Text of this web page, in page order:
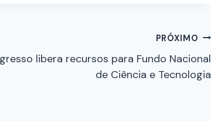
PRÓXIMO
libera recursos para Fundo Nacional
de Ciência e Tecnologia